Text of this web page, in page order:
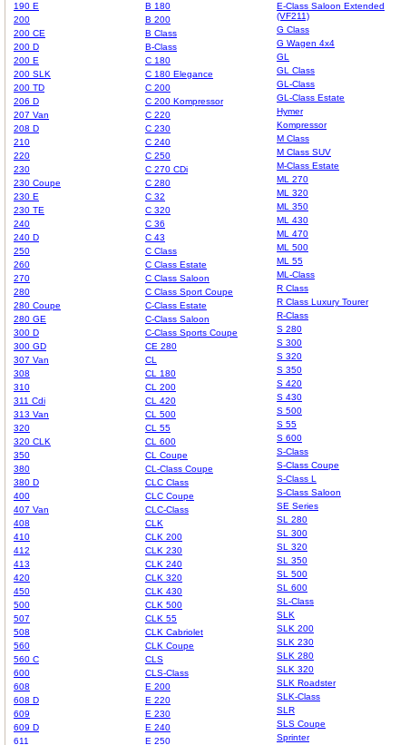
190 E
200
200 CE
200 D
200 E
200 SLK
200 TD
206 D
207 Van
208 D
210
220
230
230 Coupe
230 E
230 TE
240
240 D
250
260
270
280
280 Coupe
280 GE
300 D
300 GD
307 Van
308
310
311 Cdi
313 Van
320
320 CLK
350
380
380 D
400
407 Van
408
410
412
413
420
450
500
507
508
560
560 C
600
608
608 D
609
609 D
611
B 180
B 200
B Class
B-Class
C 180
C 180 Elegance
C 200
C 200 Kompressor
C 220
C 230
C 240
C 250
C 270 CDi
C 280
C 32
C 320
C 36
C 43
C Class
C Class Estate
C Class Saloon
C Class Sport Coupe
C-Class Estate
C-Class Saloon
C-Class Sports Coupe
CE 280
CL
CL 180
CL 200
CL 420
CL 500
CL 55
CL 600
CL Coupe
CL-Class Coupe
CLC Class
CLC Coupe
CLC-Class
CLK
CLK 200
CLK 230
CLK 240
CLK 320
CLK 430
CLK 500
CLK 55
CLK Cabriolet
CLK Coupe
CLS
CLS-Class
E 200
E 220
E 230
E 240
E 250
E-Class Saloon Extended
(VF211)
G Class
G Wagen 4x4
GL
GL Class
GL-Class
GL-Class Estate
Hymer
Kompressor
M Class
M Class SUV
M-Class Estate
ML 270
ML 320
ML 350
ML 430
ML 470
ML 500
ML 55
ML-Class
R Class
R Class Luxury Tourer
R-Class
S 280
S 300
S 320
S 350
S 420
S 430
S 500
S 55
S 600
S-Class
S-Class Coupe
S-Class L
S-Class Saloon
SE Series
SL 280
SL 300
SL 320
SL 350
SL 500
SL 600
SL-Class
SLK
SLK 200
SLK 230
SLK 280
SLK 320
SLK Roadster
SLK-Class
SLR
SLS Coupe
Sprinter